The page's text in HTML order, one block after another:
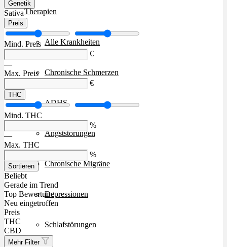
Therapien
Alle Krankheiten
Chronische Schmerzen
ADHS
Angststörungen
Chronische Migräne
Depressionen
Schlafstörungen
Genetik
Sativa
Preis
Mind. Preis
€
—
Max. Preis
€
THC
Mind. THC
%
—
Max. THC
%
Sortieren
Beliebt
Gerade im Trend
Top Bewertung
Neu eingetroffen
Preis
THC
CBD
Mehr Filter